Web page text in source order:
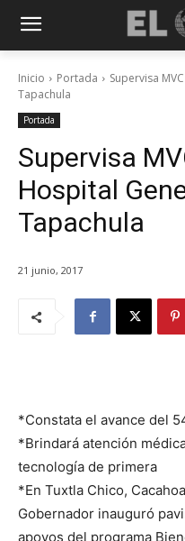
Inicio Portada
Supervisa
Tapachula
Portada
Supervisa
Hospital
Tapachula
21 junio, 2017
*Constata el avance del
*Brindará atención
tecnología de primera
*En Tuxtla Chico,
Gobernador inauguró
apoyos del programa